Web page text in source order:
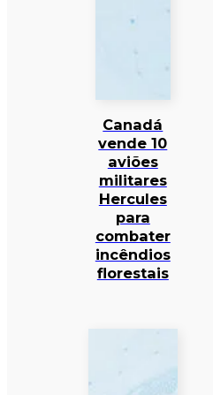
Canadá
vende 10
aviões
militares
Hercules
para
combater
incêndios
florestais